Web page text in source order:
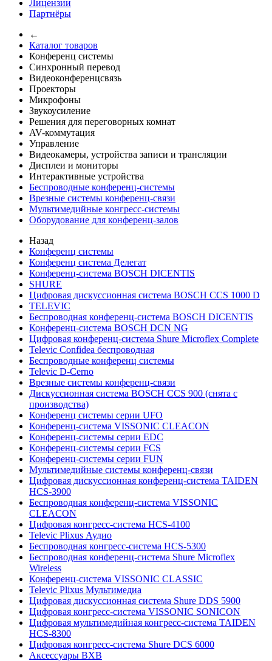
Лицензии
Партнёры
←
Каталог товаров
Конференц системы
Синхронный перевод
Видеоконференцсвязь
Проекторы
Микрофоны
Звукоусиление
Решения для переговорных комнат
AV-коммутация
Управление
Видеокамеры, устройства записи и трансляции
Дисплеи и мониторы
Интерактивные устройства
Беспроводные конференц-системы
Врезные системы конференц-связи
Мультимедийные конгресс-системы
Оборудование для конференц-залов
Назад
Конференц системы
Конференц система Делегат
Конференц-система BOSCH DICENTIS
SHURE
Цифровая дискуссионная система BOSCH CCS 1000 D
TELEVIC
Беспроводная конференц-система BOSCH DICENTIS
Конференц-система BOSCH DCN NG
Цифровая конференц-система Shure Microflex Complete
Televic Confidea беспроводная
Беспроводные конференц системы
Televic D-Cerno
Врезные системы конференц-связи
Дискуссионная система BOSCH CCS 900 (снята с
производства)
Конференц системы серии UFO
Конференц-система VISSONIC CLEACON
Конференц-системы серии EDC
Конференц-системы серии FCS
Конференц-системы серии FUN
Мультимедийные системы конференц-связи
Цифровая дискуссионная конференц-система TAIDEN
HCS-3900
Беспроводная конференц-система VISSONIC
CLEACON
Цифровая конгресс-система HCS-4100
Televic Plixus Аудио
Беспроводная конгресс-система HCS-5300
Беспроводная конференц-система Shure Microflex
Wireless
Конференц-система VISSONIC CLASSIC
Televic Plixus Мультимедиа
Цифровая дискуссионная система Shure DDS 5900
Цифровая конгресс-система VISSONIC SONICON
Цифровая мультимедийная конгресс-система TAIDEN
HCS-8300
Цифровая конгресс-система Shure DCS 6000
Аксессуары BXB